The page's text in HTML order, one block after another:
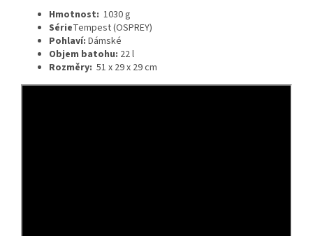
Hmotnost: 1030 g
SérieTempest (OSPREY)
Pohlaví: Dámské
Objem batohu: 22 l
Rozměry: 51 x 29 x 29 cm